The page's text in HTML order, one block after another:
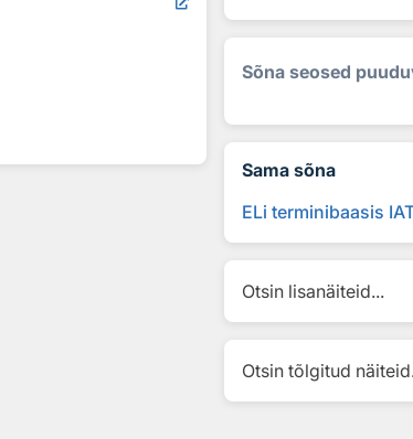
Sõna seosed
Sama sõna
ELi terminibaasis
Otsin lisanäiteid...
Otsin tõlgitud